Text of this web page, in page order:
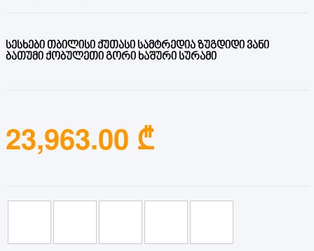
სესხები თბილისი ქუთასი სამტრედია ზუგდიდი ვანი
ბათუმი ქობულეთი გორი ხაშური სურამი
23,963.00 ₾